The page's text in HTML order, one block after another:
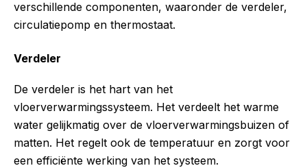
verschillende componenten, waaronder de verdeler,
circulatiepomp en thermostaat.
Verdeler
De verdeler is het hart van het
vloerverwarmingssysteem. Het verdeelt het warme
water gelijkmatig over de vloerverwarmingsbuizen of
matten. Het regelt ook de temperatuur en zorgt voor
een efficiënte werking van het systeem.